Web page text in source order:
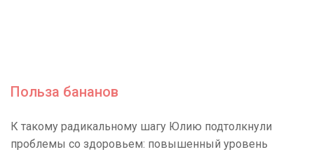
Польза бананов
К такому радикальному шагу Юлию подтолкнули
проблемы со здоровьем: повышенный уровень